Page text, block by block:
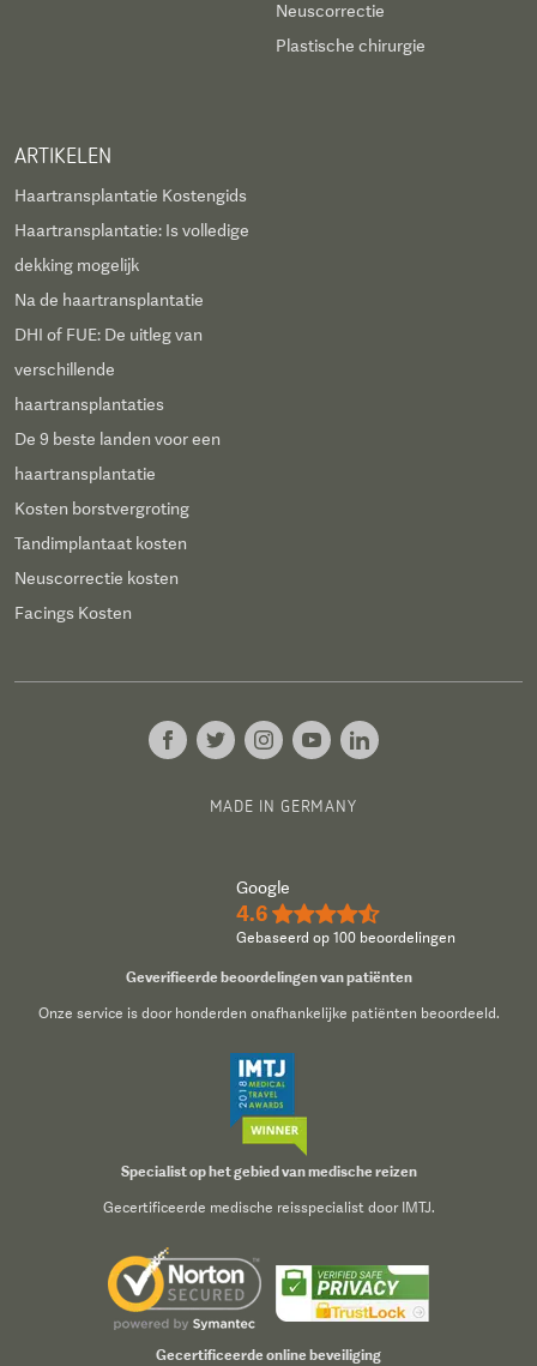
Neuscorrectie
Plastische chirurgie
ARTIKELEN
Haartransplantatie Kostengids
Haartransplantatie: Is volledige
dekking mogelijk
Na de haartransplantatie
DHI of FUE: De uitleg van
verschillende
haartransplantaties
De 9 beste landen voor een
haartransplantatie
Kosten borstvergroting
Tandimplantaat kosten
Neuscorrectie kosten
Facings Kosten
MADE IN GERMANY
Google
4.6 ★★★★½
Gebaseerd op 100 beoordelingen
Geverifieerde beoordelingen van patiënten
Onze service is door honderden onafhankelijke patiënten beoordeeld.
Specialist op het gebied van medische reizen
Gecertificeerde medische reisspecialist door IMTJ.
Gecertificeerde online beveiliging